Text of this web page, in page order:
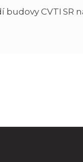
budovy CVTI SR